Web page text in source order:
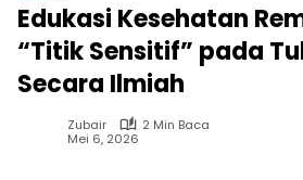
Edukasi Kesehatan
“Titik Sensitif” pada
Secara Ilmiah
Zubair
2 Min Baca
Mei 6, 2026